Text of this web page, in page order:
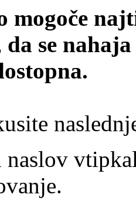
mogoče
se
naslov